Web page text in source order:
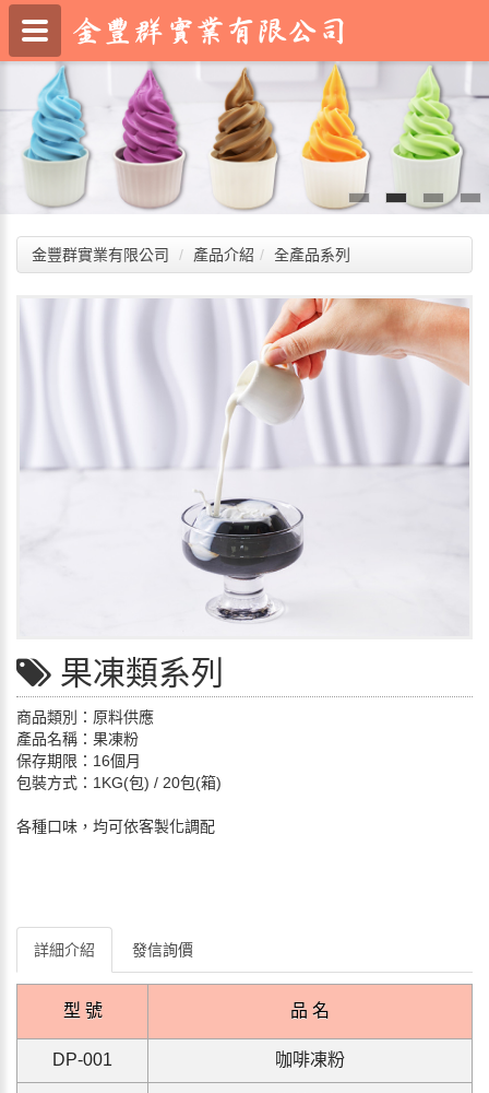
金豐群實業有限公司 產品介紹 全產品系列
果凍類系列
商品類別：原料供應
產品名稱：果凍粉
保存期限：16個月
包裝方式：1KG(包) / 20包(箱)
各種口味，均可依客製化調配
詳細介紹 發信詢價
型 號 品 名
DP-001 咖啡凍粉